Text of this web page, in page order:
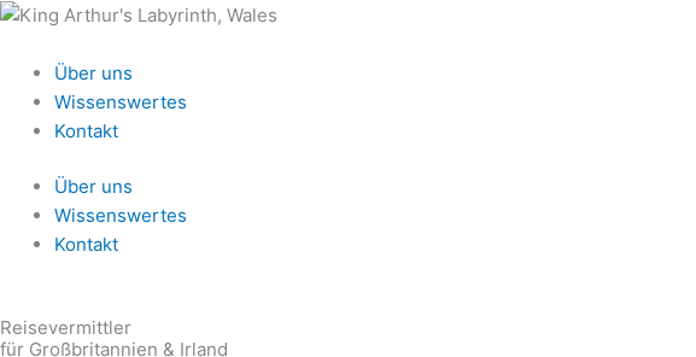
Zum
springenÜber uns
Wissenswertes
Kontakt
Über uns
Wissenswertes
Kontakt
Reisevermittler
für Großbritannien & Irland